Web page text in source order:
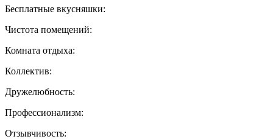
Бесплатные вкусняшки:
Чистота помещений:
Комната отдыха:
Коллектив:
Дружелюбность:
Профессионализм:
Отзывчивость: